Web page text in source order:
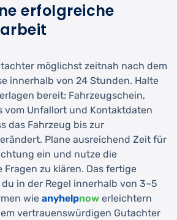
erfolgreiche
möglichst zeitnah nach dem
innerhalb von 24 Stunden. Halte
bereit: Fahrzeugschein,
vom Unfallort und Kontaktdaten
das Fahrzeug bis zur
Plane ausreichend Zeit für
ein und nutze die
Fragen zu klären. Das fertige
in der Regel innerhalb von 3–5
wie anyhelpnow erleichtern
vertrauenswürdigen Gutachter